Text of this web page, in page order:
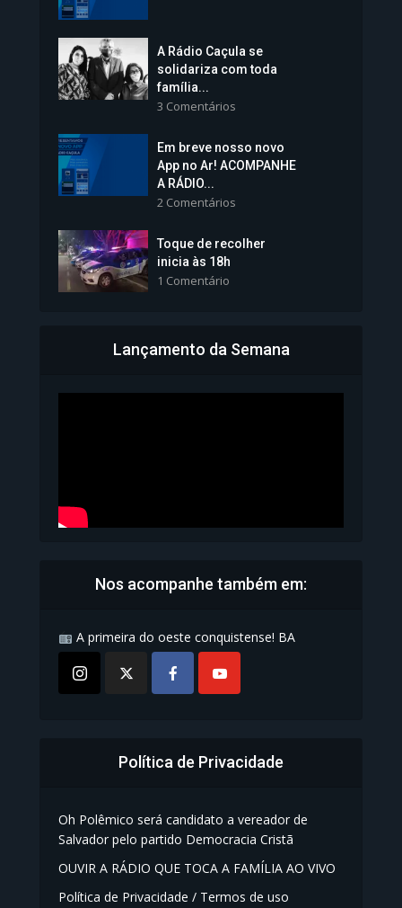
Vice-Prefeita Sheila Lemos
tomará posse nesta...
1.101 Modos de exibição
Bahia inicia emissão da
A Rádio Caçula se
solidariza com toda
família...
3 Comentários
Em breve nosso novo
App no Ar! ACOMPANHE
A RÁDIO...
2 Comentários
Toque de recolher
inicia às 18h
1 Comentário
Lançamento da Semana
Nos acompanhe também em:
A primeira do oeste conquistense! BA
Política de Privacidade
Oh Polêmico será candidato a vereador de
Salvador pelo partido Democracia Cristã
OUVIR A RÁDIO QUE TOCA A FAMÍLIA AO VIVO
Política de Privacidade / Termos de uso